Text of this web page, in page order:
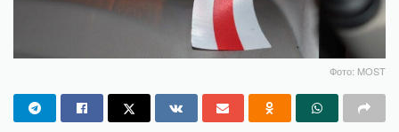
Фото: MOST